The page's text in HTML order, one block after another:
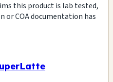
this product is lab tested,
or COA documentation has